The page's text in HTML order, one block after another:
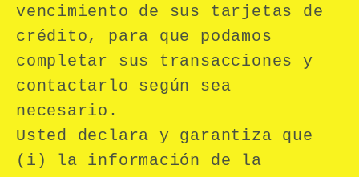
vencimiento de sus tarjetas de
crédito, para que podamos
completar sus transacciones y
contactarlo según sea
necesario.
Usted declara y garantiza que
(i) la información de la